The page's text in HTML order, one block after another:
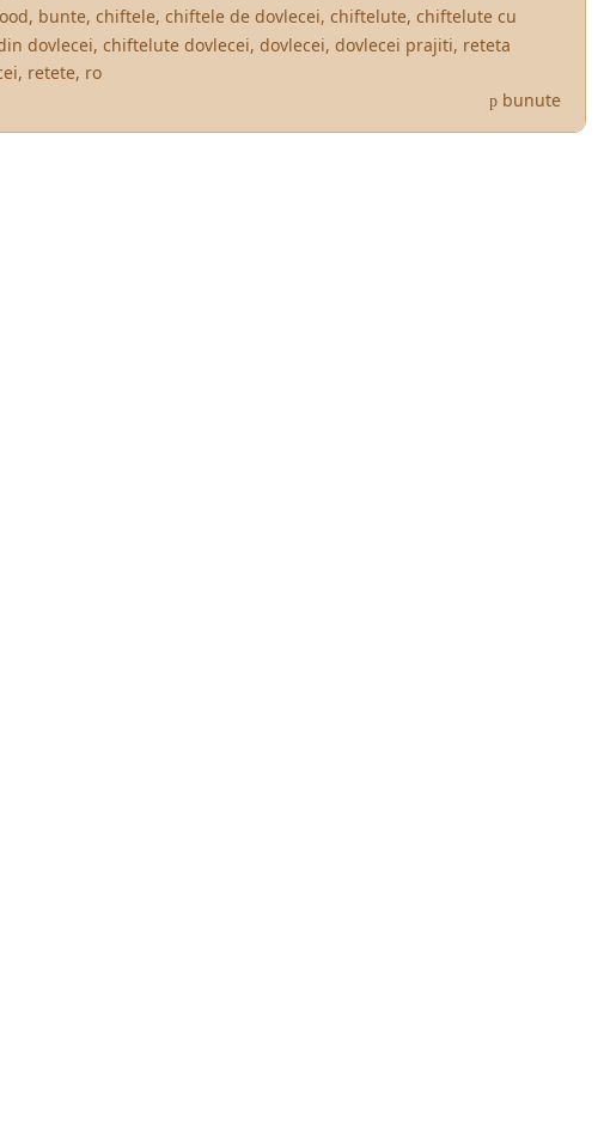
, bunte,chiftele,chiftele de dovlecei,chiftelute,chiftelute cu
dovlecei, chiftelute dovlecei, dovlecei, dovlecei prajiti, reteta
, retete, ro
bunute